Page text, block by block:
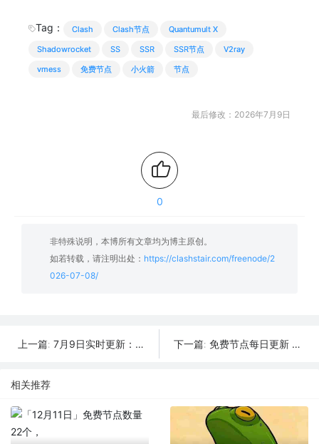
Tag： Clash Clash节点
Quantumult X
Shadowrocket
SS SSR SSR节点
V2ray
vmess
免费节点 小火箭 节点
最后修改：2026年7月9日
0
非特殊说明，本博所有文章均为博主原创。
如若转载，请注明出处： https://clashstair.com/freenode/2
026-07-08/
上一篇: 7月9日实时更新：13条可用SSR/V2Ray/Clash节点 下一篇: 免费节点每日更新 | 2026年7月7日SSR/V2Ray/Clash可用订阅
相关推荐